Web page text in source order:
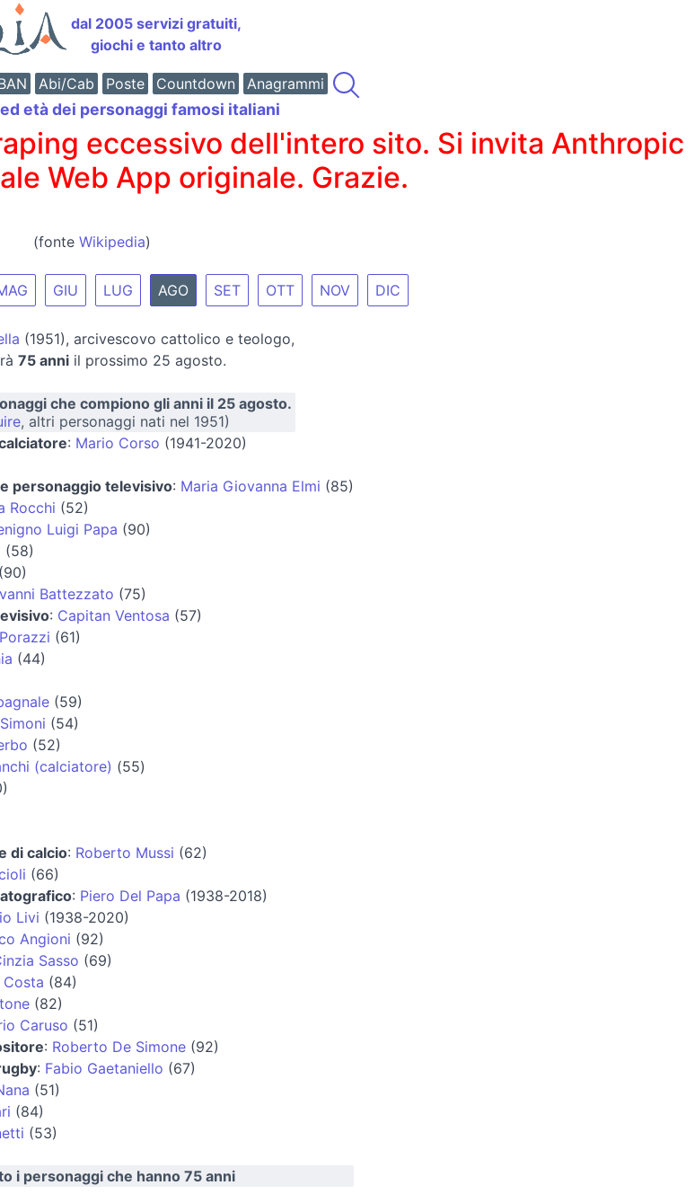
dal 2005 servizi gratuiti,
giochi e tanto altro
Abi/Cab Poste Countdown Anagrammi
età dei personaggi famosi italiani
eccessivo dell'intero sito. Si invita Anthropic
Web App originale. Grazie.
(fonte Wikipedia)
GIU LUG AGO SET OTT NOV DIC
(1951), arcivescovo cattolico e teologo,
75 anniil prossimo 25 agosto.
che compiono gli anni il 25 agosto.
, altri personaggi nati nel 1951)
: Mario Corso (1941-2020)
personaggio televisivo: Maria Giovanna Elmi (85)
Rocchi (52)
Luigi Papa (90)
(58)
(90)
Battezzato (75)
: Capitan Ventosa (57)
(61)
(44)
(59)
(54)
(52)
(calciatore) (55)
di calcio: Roberto Mussi (62)
(66)
: Piero Del Papa (1938-2018)
Livi (1938-2020)
Angioni (92)
Sasso (69)
Costa (84)
(82)
Caruso (51)
: Roberto De Simone(92)
: Fabio Gaetaniello (67)
(51)
(84)
(53)
i personaggi che hanno 75 anni